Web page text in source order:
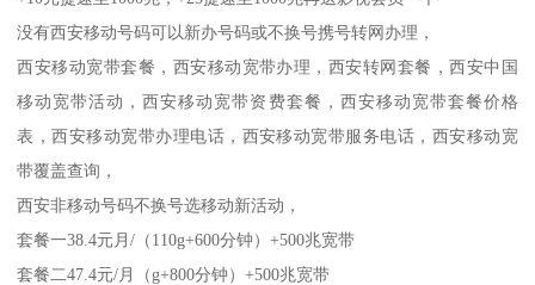
没有西安移动号码可以新办号码或不换号携号转网办理，
西安移动宽带套餐，西安移动宽带办理，西安转网套餐，西安中国
移动宽带活动，西安移动宽带资费套餐，西安移动宽带套餐价格
表，西安移动宽带办理电话，西安移动宽带服务电话，西安移动宽
带覆盖查询，
西安非移动号码不换号选移动新活动，
套餐一38.4元月/（110g+600分钟）+500兆宽带
套餐二47.4元/月（g+800分钟）+500兆宽带